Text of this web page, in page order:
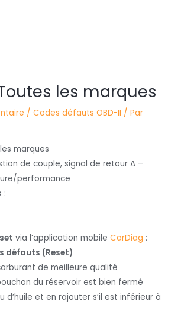
les marques
/Codes défauts OBD-II / Par
marques
de couple, signal de retour A –
performance
:
via l’application mobileCarDiag :
défauts (Reset)
de meilleure qualité
du réservoir est bien fermé
d’huile et en rajouter s’il est inférieur à